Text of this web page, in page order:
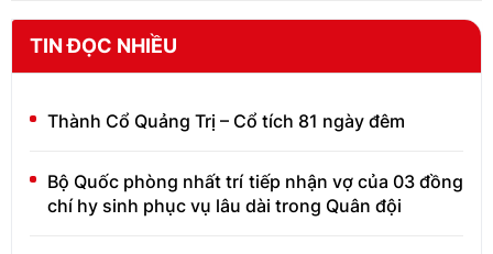
TIN ĐỌC NHIỀU
Thành Cổ Quảng Trị – Cổ tích 81 ngày đêm
Bộ Quốc phòng nhất trí tiếp nhận vợ của 03 đồng
chí hy sinh phục vụ lâu dài trong Quân đội